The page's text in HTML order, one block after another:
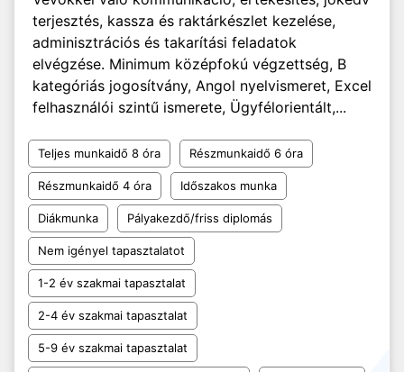
terjesztés, kassza és raktárkészlet kezelése,
adminisztrációs és takarítási feladatok
elvégzése. Minimum középfokú végzettség, B
kategóriás jogosítvány, Angol nyelvismeret, Excel
felhasználói szintű ismerete, Ügyfélorientált,...
Teljes munkaidő 8 óra Részmunkaidő 6 óra
Részmunkaidő 4 óra Időszakos munka
Diákmunka Pályakezdő/friss diplomás
Nem igényel tapasztalatot
1-2 év szakmai tapasztalat
2-4 év szakmai tapasztalat
5-9 év szakmai tapasztalat